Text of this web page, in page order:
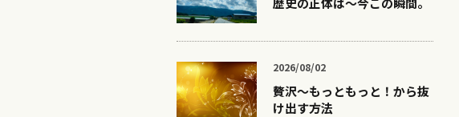
2026/08/02
贅沢〜もっともっと！から抜
け出す方法